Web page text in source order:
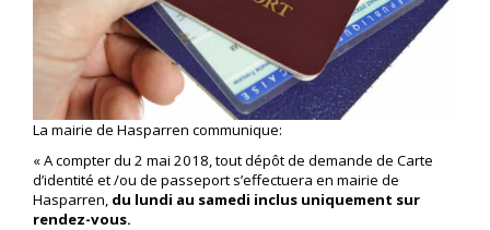
La mairie de Hasparren communique:
« A compter du 2 mai 2018, tout dépôt de demande de Carte
d’identité et /ou de passeport s’effectuera en mairie de
Hasparren, du lundi au samedi inclus uniquement sur
rendez-vous.